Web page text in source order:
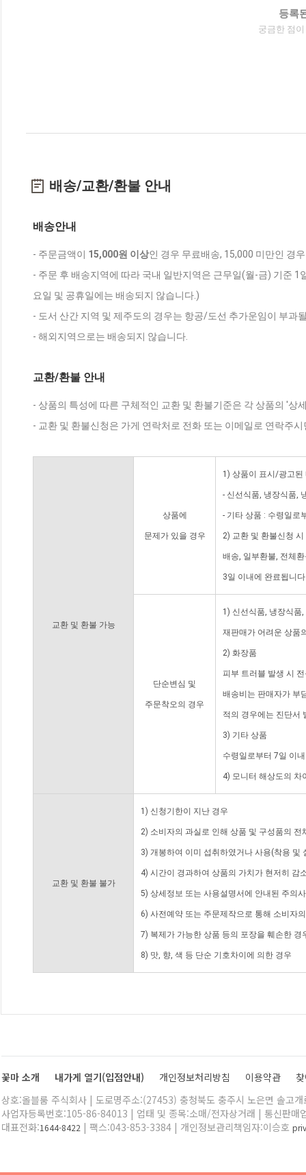
등록
궁금한 점
배송/교환/환불 안내
배송안내
- 주문금액이 15,000원 이상인 경우 무료배송, 15,000 미만인 경
- 주문 후 배송지역에 따라 국내 일반지역은 근무일(월-금) 기준
요일 및 공휴일에는 배송되지 않습니다.)
- 도서 산간 지역 및 제주도의 경우는 항공/도선 추가운임이 부과
- 해외지역으로는 배송되지 않습니다.
교환/환불 안내
- 상품의 특성에 따른 구체적인 교환 및 환불기준은 각 상품의 '상
- 교환 및 환불신청은 가게 연락처로 전화 또는 이메일로 연락주
교환 및 환불 가능
상품에
문제가 있을 경우
1) 상품이 표시/광고된
- 신선식품, 냉장식품,
- 기타 상품 : 수령일로
2) 교환 및 환불신청
배송, 일부환불, 전체
3일 이내에 완료됩니
단순변심 및
주문착오의 경우
1) 신선식품, 냉장식품
재판매가 어려운 상품
2) 화장품
피부 트러블 발생 시
배송비는 판매자가 부
적의 경우에는 진단서
3) 기타 상품
수령일로부터 7일 이
4) 모니터 해상도의 차
교환 및 환불 불가
1) 신청기한이 지난 경우
2) 소비자의 과실로 인해 상품 및 구성품의
3) 개봉하여 이미 섭취하였거나 사용(착용 및
4) 시간이 경과하여 상품의 가치가 현저히 감
5) 상세정보 또는 사용설명서에 안내된 주의
6) 사전예약 또는 주문제작으로 통해 소비자
7) 복제가 가능한 상품 등의 포장을 훼손한 경
8) 맛, 향, 색 등 단순 기호차이에 의한 경우
꽃마 소개 내가게 열기(입점안내) 개인정보처리방침 이용약관
상호:올블룸 주식회사 | 도로명주소:(27453) 충청북도 충주시 노은면 솔고
사업자등록번호:105-86-84013 | 업태 및 종목:소매/전자상거래 | 통신판매
대표전화:1644-8422 | 팩스:043-853-3384 | 개인정보관리책임자:이승호